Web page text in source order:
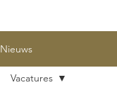
Nieuws
Vacatures